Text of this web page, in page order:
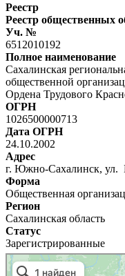
Реестр
Реестр общественных
Уч. №
6512010192
Полное наименование
Сахалинская
общественной
Ордена Трудового
ОГРН
1026500000713
Дата ОГРН
24.10.2002
Адрес
г. Южно-Сахалинск, ул.
Форма
Общественная
Регион
Сахалинская область
Статус
Зарегистрированные